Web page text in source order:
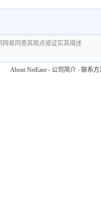
网易同意其观点或证实其描述
About NetEase - 公司简介 - 联系方